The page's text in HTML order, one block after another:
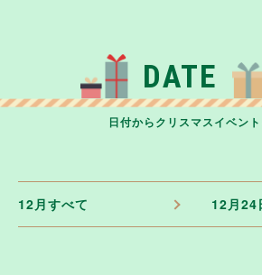
DATE
日付からクリスマスイベン
12月すべて 12月24